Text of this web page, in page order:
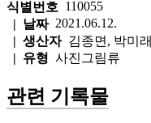
식별번호 110055
| 날짜2021.06.12.
| 생산자김종면, 박미래
| 유형 사진그림류
관련 기록물